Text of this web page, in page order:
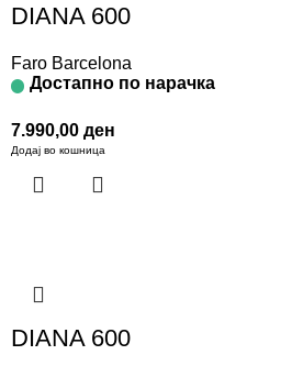
DIANA 600
Faro Barcelona
Достапно по нарачка
7.990,00 ден
Додај во кошница
DIANA 600